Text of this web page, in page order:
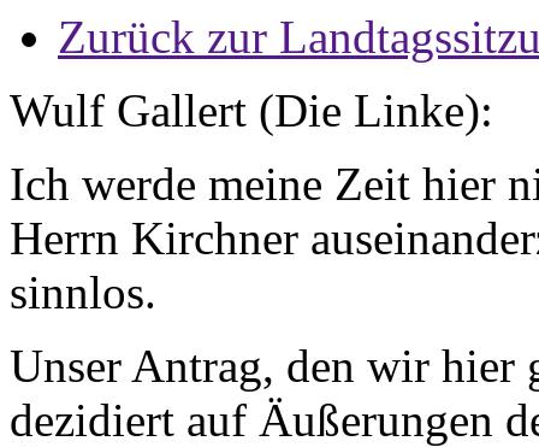
Zurück zur
Wulf Gallert (Die Linke):
Ich werde meine Zeit hier
Herrn Kirchner
sinnlos.
Unser Antrag, den wir hier
dezidiert auf Äußerungen